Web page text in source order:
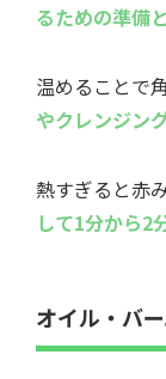
るための準備
温めることで
やクレンジン
熱すぎると赤
して1分から2
オイル・バ